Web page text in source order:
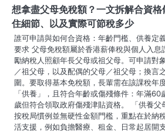
g
a
t
i
o
n
想拿盡父母免稅額？一文拆解合資
住細節、以及實際可節稅多少
誰可申請與如何合資格：年齡門檻、供養定
要求 父母免稅額屬於香港薪俸稅與個人入息
勵納稅人照顧年長父母或祖父母。可申請對
／祖父母，以及配偶的父母／祖父母；換言
圍。要取得基本免稅額，長輩需在該課稅年
「供養」，且符合年齡或傷殘條件：年滿
歲但符合領取政府傷殘津貼資格。 「供養父
按稅局慣例並無硬性金額門檻，重點在於納
活支援，例如負擔醫療、租金、日常起居開